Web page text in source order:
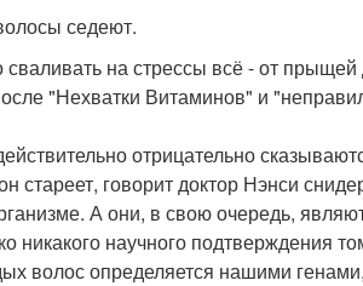
седеют.
на стрессы всё - от
"Нехватки Витаминов" и
отрицательно
стареет, говорит доктор Нэнси
А они, в свою очередь,
никакого научного подтверждения
волос определяется нашими